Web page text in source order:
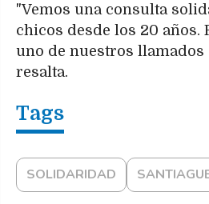
"Vemos una consulta
chicos desde los 20 años.
uno de nuestros llamados
resalta.
SOLIDARIDAD